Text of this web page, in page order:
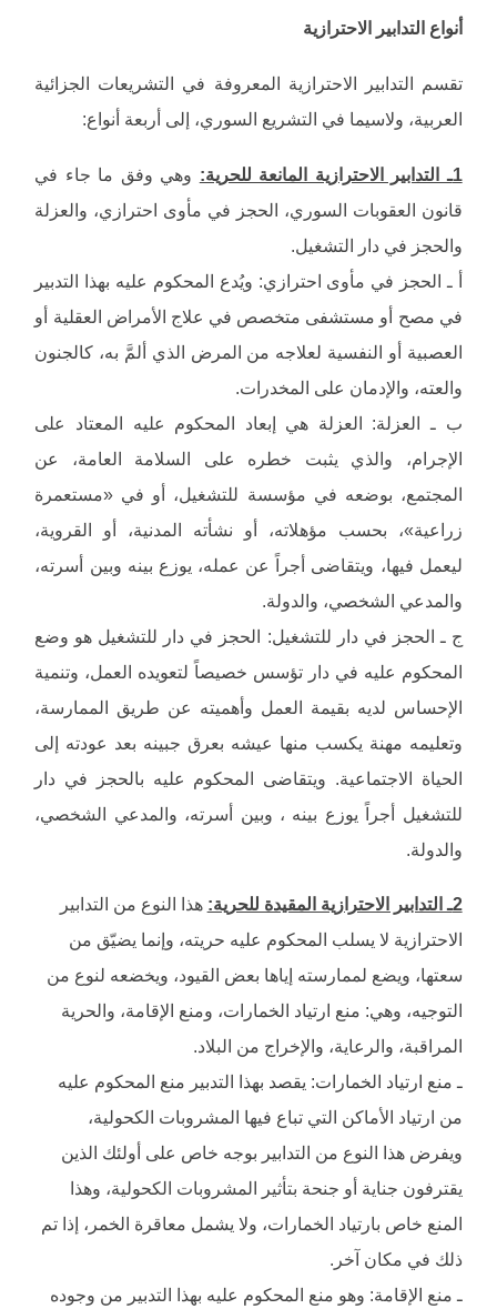
أنواع التدابير الاحترازية
تقسم التدابير الاحترازية المعروفة في التشريعات الجزائية
العربية، ولاسيما في التشريع السوري، إلى أربعة أنواع:
1ـ التدابير الاحترازية المانعة للحرية:
وهي وفق ما جاء في
قانون العقوبات السوري، الحجز في مأوى احترازي، والعزلة
والحجز في دار التشغيل.
أ ـ الحجز في مأوى احترازي: ويُدع المحكوم عليه بهذا التدبير
في مصح أو مستشفى متخصص في علاج الأمراض العقلية أو
العصبية أو النفسية لعلاجه من المرض الذي ألمَّ به، كالجنون
والعته، والإدمان على المخدرات.
ب ـ العزلة: العزلة هي إبعاد المحكوم عليه المعتاد على
الإجرام، والذي يثبت خطره على السلامة العامة، عن
المجتمع، بوضعه في مؤسسة للتشغيل، أو في «مستعمرة
زراعية»، بحسب مؤهلاته، أو نشأته المدنية، أو القروية،
ليعمل فيها، ويتقاضى أجراً عن عمله، يوزع بينه وبين أسرته،
والمدعي الشخصي، والدولة.
ج ـ الحجز في دار للتشغيل: الحجز في دار للتشغيل هو وضع
المحكوم عليه في دار تؤسس خصيصاً لتعويده العمل، وتنمية
الإحساس لديه بقيمة العمل وأهميته عن طريق الممارسة،
وتعليمه مهنة يكسب منها عيشه بعرق جبينه بعد عودته إلى
الحياة الاجتماعية. ويتقاضى المحكوم عليه بالحجز في دار
للتشغيل أجراً يوزع بينه ، وبين أسرته، والمدعي الشخصي،
والدولة.
2ـ التدابير الاحترازية المقيدة للحرية:
هذا النوع من التدابير
الاحترازية لا يسلب المحكوم عليه حريته، وإنما يضيّق من
سعتها، ويضع لممارسته إياها بعض القيود، ويخضعه لنوع من
التوجيه، وهي: منع ارتياد الخمارات، ومنع الإقامة، والحرية
المراقبة، والرعاية، والإخراج من البلاد.
ـ منع ارتياد الخمارات: يقصد بهذا التدبير منع المحكوم عليه
من ارتياد الأماكن التي تباع فيها المشروبات الكحولية،
ويفرض هذا النوع من التدابير بوجه خاص على أولئك الذين
يقترفون جناية أو جنحة بتأثير المشروبات الكحولية، وهذا
المنع خاص بارتياد الخمارات، ولا يشمل معاقرة الخمر، إذا تم
ذلك في مكان آخر.
ـ منع الإقامة: وهو منع المحكوم عليه بهذا التدبير من وجوده